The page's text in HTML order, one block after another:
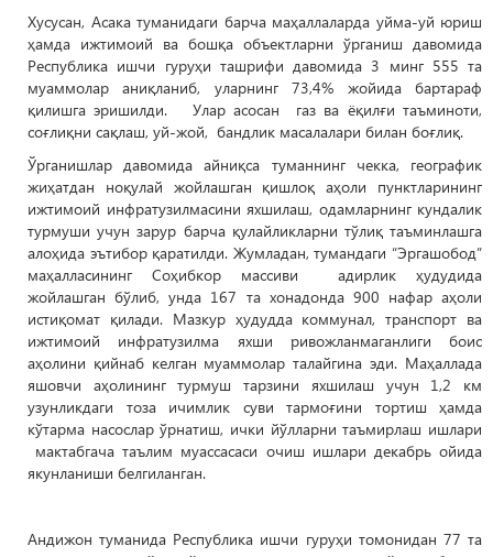
Хусусан, Асака туманидаги барча маҳаллаларда уйма-уй юриш
ҳамда ижтимоий ва бошқа объектларни ўрганиш давомида
Республика ишчи гуруҳи ташрифи давомида 3 минг 555 та
муаммолар аниқланиб, уларнинг 73,4% жойида бартараф
қилишга эришилди. Улар асосан газ ва ёқилғи таъминоти,
соғлиқни сақлаш, уй-жой, бандлик масалалари билан боғлиқ.
Ўрганишлар давомида айниқса туманнинг чекка, географик
жиҳатдан ноқулай жойлашган қишлоқ аҳоли пунктларининг
ижтимоий инфратузилмасини яхшилаш, одамларнинг кундалик
турмуши учун зарур барча қулайликларни тўлиқ таъминлашга
алоҳида эътибор қаратилди. Жумладан, тумандаги “Эргашобод”
маҳалласининг Соҳибкор массиви адирлик ҳудудида
жойлашган бўлиб, унда 167 та хонадонда 900 нафар аҳоли
истиқомат қилади. Мазкур ҳудудда коммунал, транспорт ва
ижтимоий инфратузилма яхши ривожланмаганлиги боис
аҳолини қийнаб келган муаммолар талайгина эди. Маҳаллада
яшовчи аҳолининг турмуш тарзини яхшилаш учун 1,2 км
узунликдаги тоза ичимлик суви тармоғини тортиш ҳамда
кўтарма насослар ўрнатиш, ички йўлларни таъмирлаш ишлари
мактабгача таълим муассасаси очиш ишлари декабрь ойида
якунланиши белгиланган.
Андижон туманида Республика ишчи гуруҳи томонидан 77 та